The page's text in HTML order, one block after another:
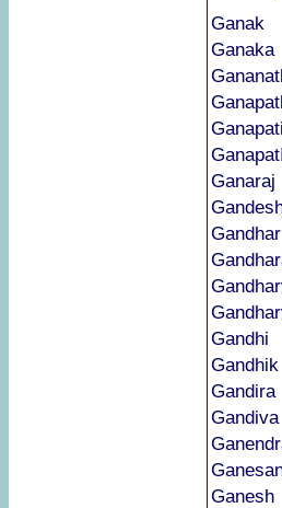
Ganak
Ganaka
Ganapati
Ganaraj
Gandhar
Gandhi
Gandhik
Gandira
Gandiva
Ganesh